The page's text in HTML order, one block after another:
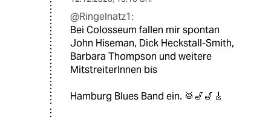
@Ringelnatz1:
Bei Colosseum fallen mir spontan
John Hiseman, Dick Heckstall-Smith,
Barbara Thompson und weitere
MitstreiterInnen bis
Hamburg Blues Band ein. 🥁🎷🎷🎸